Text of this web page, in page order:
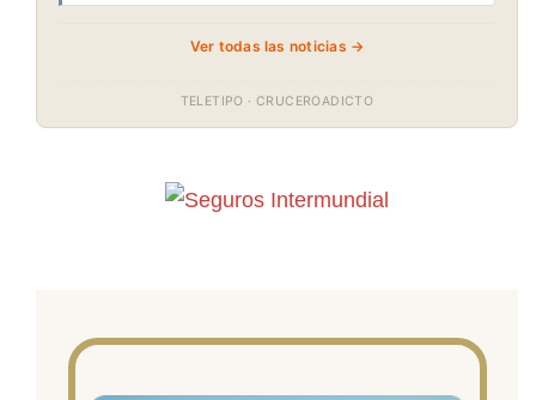
Ver todas las noticias →
TELETIPO · CRUCEROADICTO